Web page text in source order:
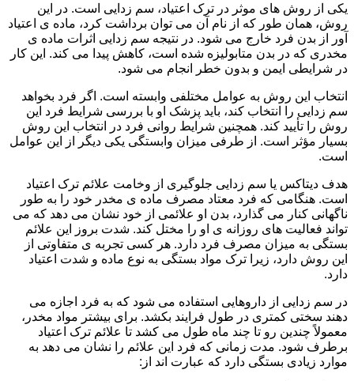
یکی از روش های موثر در ترک اعتیاد، سم زدایی است. در این
روش، همان طور که از نام آن می توان برداشت کرد، ماده ی اعتیاد
آور از بدن فرد خارج می شود. در نتیجه سم زدایی اثرات ماده ی
مخدری که در بدن متابولیزه شده است، کاهش پیدا می کند. این کار
در شرایطی ایمن و بدون خطر انجام می شود.
انتخاب این روش به عوامل مختلفی وابسته است. اگر فرد بخواهد
سم زدایی را انتخاب کند، باید پزشک او با بررسی شرایط فرد این
روش را تأیید کند. همچنین شرایط روانی فرد در انتخاب این روش
بسیار مؤثر است. از طرفی میزان وابستگی یکی دیگر از این عوامل
است.
هدف دیتاکس یا سم زدایی جلوگیری از وخامت علائم ترک اعتیاد
است. هنگامی که فرد معتاد مصرف ماده ی مخدر خود را به طور
ناگهانی کنار می گذارد، بدن او علائمی از خود نشان می دهد که می
تواند فعالیت های روزانه ی او را مختل کند. شدت بروز این علائم
بستگی به میزان مصرف فرد دارد. هر کسی تجربه ی متفاوتی از
این روش دارد، زیرا ترک مواد بستگی به نوع ماده و شدت اعتیاد
دارد.
در سم زدایی از داروهایی استفاده می شود که به فرد اجازه می
دهند سختی کمتری در طول فرایند بکشد. برای بیشتر مواد مخدر،
معمولاً چندین رو تا چند ماه طول می کشد تا علائم ترک اعتیاد
برطرف شود. مدت زمانی که فرد این علائم را نشان می دهد به
موارد زیادی بستگی دارد که عبارت اند از: